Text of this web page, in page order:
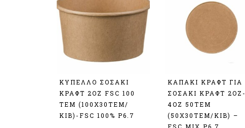
ΚΥΠΕΛΛΟ ΣΟΣΑΚΙ
ΚΡΑΦΤ 2OZ FSC 100
ΤΕΜ (100Χ30TEM/
ΚΙΒ)-FSC 100% Ρ6.7
ΚΑΠΑΚΙ ΚΡΑΦΤ ΓΙΑ
ΣΟΣΑΚΙ ΚΡΑΦΤ 2OZ-
4OZ 50ΤΕΜ
(50Χ30TEM/ΚΙΒ) –